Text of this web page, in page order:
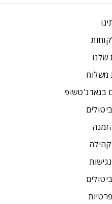
שלנו
משלוח
בגאדג'טשופ